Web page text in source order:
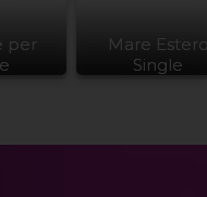
per
Mare
Single